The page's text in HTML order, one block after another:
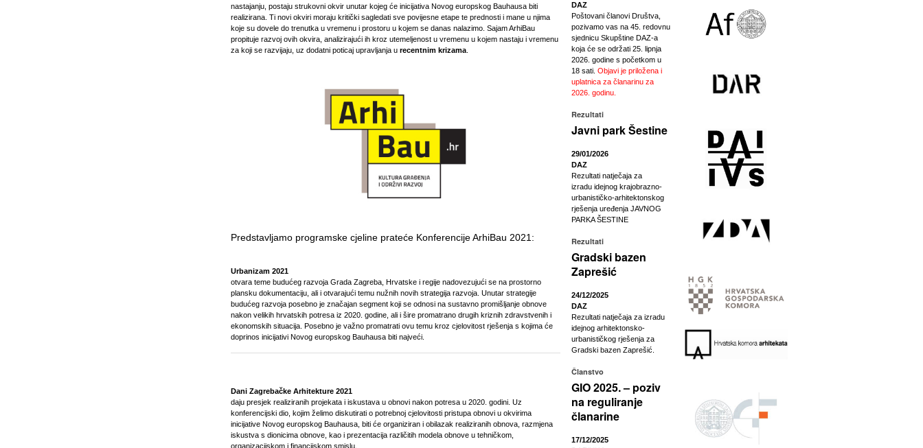
nastajanju, postaju strukovni okvir unutar kojeg će inicijativa Novog europskog Bauhausa biti
realizirana. Ti novi okviri moraju kritički sagledati sve povijesne etape te prednosti i mane u njima
koje su dovele do trenutka u vremenu i prostoru u kojem se danas nalazimo. Sajam ArhiBau
propituje razvoj ovih okvira, analizirajući ih kroz utemeljenost u vremenu u kojem nastaju i vremenu
za koji se razvijaju, uz dodatni poticaj upravljanja u recentnim krizama
Predstavljamo programske cjeline prateće Konferencije ArhiBau 2021:
Urbanizam 2021
otvara teme budućeg razvoja Grada Zagreba, Hrvatske i regije nadovezujući se na prostorno
plansku dokumentaciju, ali i otvarajući temu nužnih novih strategija razvoja. Unutar strategije
budućeg razvoja posebno je značajan segment koji se odnosi na sustavno promišljanje obnove
nakon velikih hrvatskih potresa iz 2020. godine, ali i šire promatrano drugih kriznih zdravstvenih i
ekonomskih situacija. Posebno je važno promatrati ovu temu kroz cjelovitost rješenja s kojima će
doprinos inicijativi Novog europskog Bauhausa biti najveći.
Dani Zagrebačke Arhitekture 2021
daju presjek realiziranih projekata i iskustava u obnovi nakon potresa u 2020. godini. Uz
konferencijski dio, kojim želimo diskutirati o potrebnoj cjelovitosti pristupa obnovi u okvirima
inicijative Novog europskog Bauhausa, biti će organiziran i obilazak realiziranih obnova, razmjena
iskustva s dionicima obnove, kao i prezentacija različitih modela obnove u tehničkom,
organizacijskom i financijskom smislu.
DAZ
Poštovani članovi Društva,
pozivamo vas na 45. redovnu
sjednicu Skupštine DAZ-a
koja će se održati 25. lipnja
2026. godine s početkom u
18 sati. Objavi je priložena i
uplatnica za članarinu za
2026. godinu.
Rezultati
Javni park Šestine
29/01/2026
DAZ
Rezultati natječaja za
izradu idejnog krajobrazno-
urbanističko-arhitektonskog
rješenja uređenja JAVNOG
PARKA ŠESTINE
Rezultati
Gradski bazen
Zaprešić
24/12/2025
DAZ
Rezultati natječaja za izradu
idejnog arhitektonsko-
urbanističkog rješenja za
Gradski bazen Zaprešić.
Članstvo
GIO 2025. – poziv
na reguliranje
članarine
17/12/2025